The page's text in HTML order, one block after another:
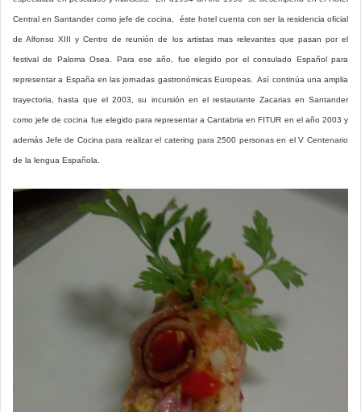
Central en Santander como jefe de cocina, éste hotel cuenta con ser la residencia oficial
de Alfonso XIII y Centro de reunión de los artistas mas relevantes que pasan por el
festival de Paloma Osea. Para ese año, fue elegido por el consulado Español para
representar a España en las jornadas gastronómicas Europeas. Así continúa una amplia
trayectoria, hasta que el 2003, su incursión en el restaurante Zacarias en Santander
como jefe de cocina fue elegido para representar a Cantabria en FITUR en el año 2003 y
además Jefe de Cocina para realizar el catering para 2500 personas en el V Centenario
de la lengua Española.